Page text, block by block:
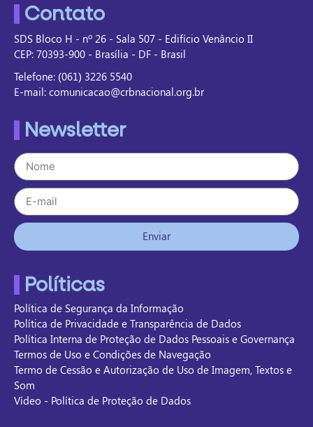
Contato
SDS Bloco H - nº 26 - Sala 507 - Edifício Venâncio II
CEP: 70393-900 - Brasília - DF - Brasil
Telefone: (061) 3226 5540
E-mail: comunicacao@crbnacional.org.br
Newsletter
Enviar
Políticas
Política de Segurança da Informação
Política de Privacidade e Transparência de Dados
Política Interna de Proteção de Dados Pessoais e Governança
Termos de Uso e Condições de Navegação
Termo de Cessão e Autorização de Uso de Imagem, Textos e
Som
Vídeo - Política de Proteção de Dados